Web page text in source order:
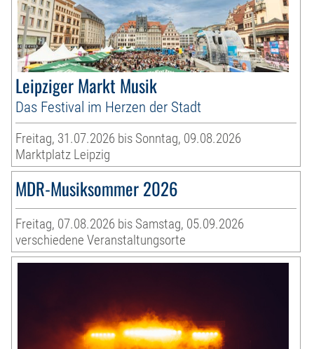
Leipziger Markt Musik
Das Festival im Herzen der Stadt
Freitag, 31.07.2026 bis Sonntag, 09.08.2026
Marktplatz Leipzig
MDR-Musiksommer 2026
Freitag, 07.08.2026 bis Samstag, 05.09.2026
verschiedene Veranstaltungsorte